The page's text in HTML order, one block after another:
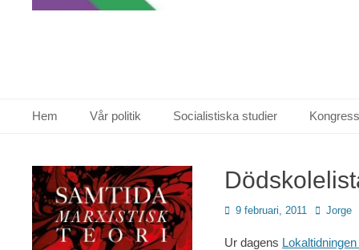
Primär meny
Hem Vår politik Socialistiska studier
Publicerad
9 februari, 2011 Författare
Jorge
Ur dagens